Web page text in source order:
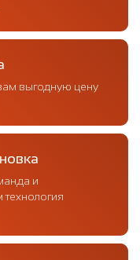
выгодную цену
и